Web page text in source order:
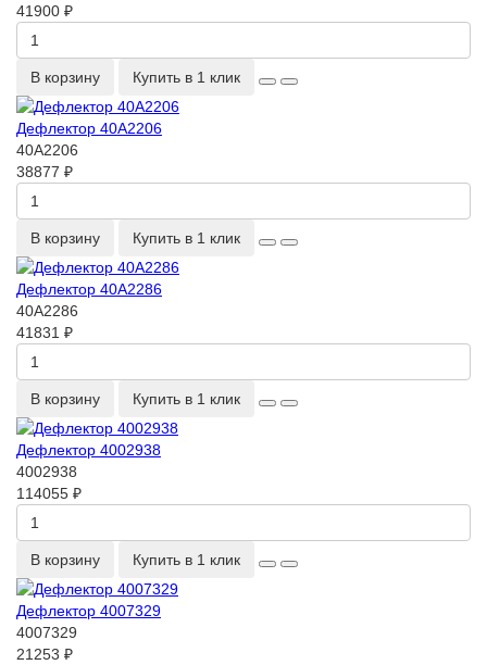
41900 ₽
В корзину Купить в 1 клик
Дефлектор 40A2206
40A2206
38877 ₽
В корзину Купить в 1 клик
Дефлектор 40A2286
40A2286
41831 ₽
В корзину Купить в 1 клик
Дефлектор 4002938
4002938
114055 ₽
В корзину Купить в 1 клик
Дефлектор 4007329
4007329
21253 ₽